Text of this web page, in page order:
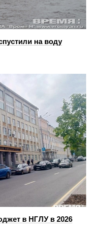
на воду
в НГЛУ в 2026